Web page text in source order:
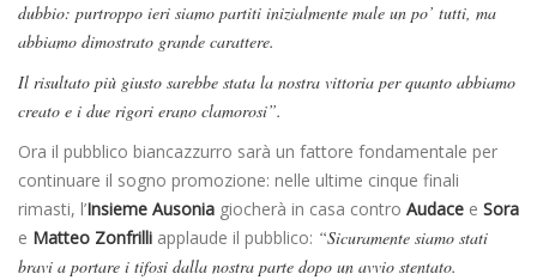
dubbio: purtroppo ieri siamo partiti inizialmente male un po’ tutti, ma
abbiamo dimostrato grande carattere.
Il risultato più giusto sarebbe stata la nostra vittoria per quanto abbiamo
creato e i due rigori erano clamorosi”.
Ora il pubblico biancazzurro sarà un fattore fondamentale per
continuare il sogno promozione: nelle ultime cinque finali
rimasti, l’Insieme Ausonia giocherà in casa contro Audace e Sora
e Matteo Zonfrilli applaude il pubblico: “Sicuramente siamo stati
bravi a portare i tifosi dalla nostra parte dopo un avvio stentato.